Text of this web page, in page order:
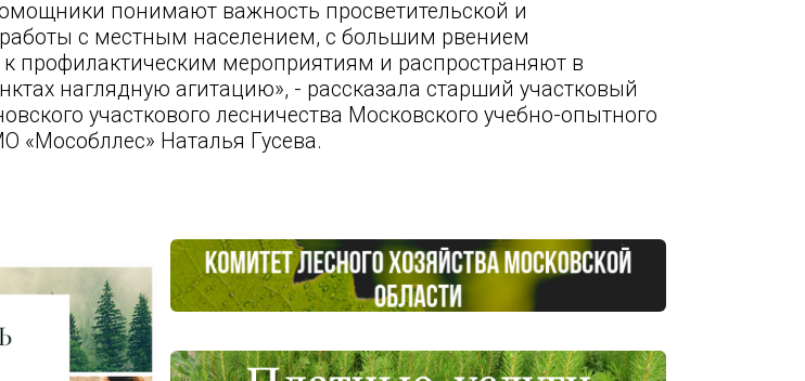
понимают важность просветительской и
с местным населением, с большим рвением
профилактическим мероприятиям и распространяют в
наглядную агитацию», - рассказала старший участковый
участкового лесничества Московского учебно-опытного
«Мособллес» Наталья Гусева.